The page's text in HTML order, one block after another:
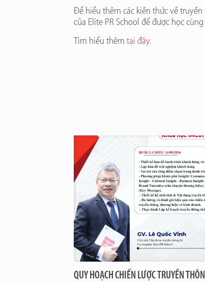
Để hiểu thêm các kiến thức về truyền
của Elite PR School để được học
Tìm hiểu thêmtại đây.
QUY HOẠCH CHIẾN LƯỢC TRUYỀN